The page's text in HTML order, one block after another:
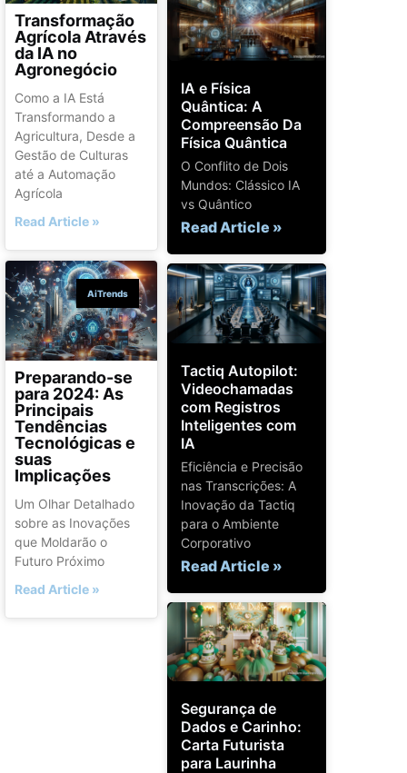
Transformação
Agrícola Através
da IA no
Agronegócio
Como a IA Está
Transformando a
Agricultura, Desde a
Gestão de Culturas
até a Automação
Agrícola
Read Article »
AiTrends
Preparando-se
para 2024: As
Principais
Tendências
Tecnológicas e
suas
Implicações
Um Olhar Detalhado
sobre as Inovações
que Moldarão o
Futuro Próximo
Read Article »
IA e Física
Quântica: A
Compreensão Da
Física Quântica
O Conflito de Dois
Mundos: Clássico IA
vs Quântico
Read Article »
Tactiq Autopilot:
Videochamadas
com Registros
Inteligentes com
IA
Eficiência e Precisão
nas Transcrições: A
Inovação da Tactiq
para o Ambiente
Corporativo
Read Article »
Segurança de
Dados e Carinho:
Carta Futurista
para Laurinha